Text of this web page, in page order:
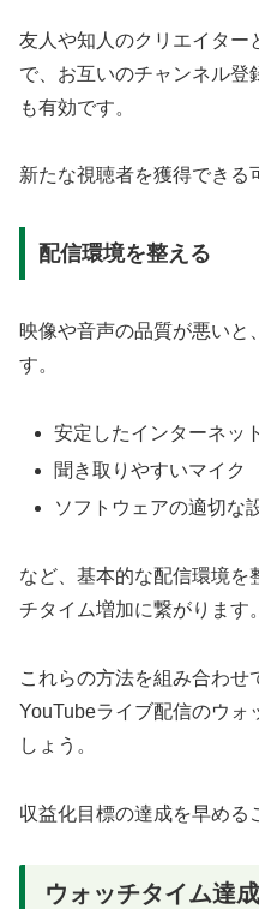
友人や知人のクリエイター
で、お互いのチャンネル登
も有効です。
新たな視聴者を獲得できる
配信環境を整える
映像や音声の品質が悪いと
す。
安定したインターネッ
聞き取りやすいマイク
ソフトウェアの適切な
など、基本的な配信環境を
チタイム増加に繋がります。
これらの方法を組み合わ
YouTubeライブ配信のウォ
しょう。
収益化目標の達成を早める
ウォッチタイム達